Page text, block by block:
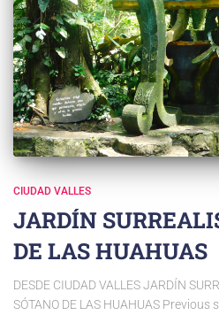
CIUDAD VALLES
JARDÍN
DE LAS HUAHUAS
DESDE CIUDAD VALLES JARDÍN
SÓTANO DE LAS HUAHUAS